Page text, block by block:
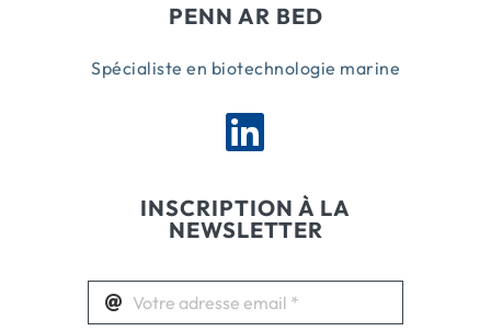
PENN AR BED
Spécialiste en biotechnologie marine
INSCRIPTION À LA
NEWSLETTER